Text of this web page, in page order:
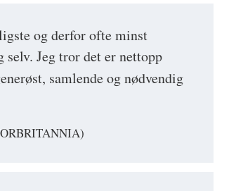
og derfor ofte minst
selv. Jeg tror det er nettopp
samlende og nødvendig